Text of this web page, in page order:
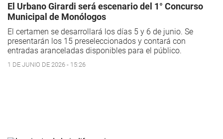
El Urbano Girardi será escenario del 1° Concurso
Municipal de Monólogos
El certamen se desarrollará los días 5 y 6 de junio. Se
presentarán los 15 preseleccionados y contará con
entradas aranceladas disponibles para el público.
1 DE JUNIO DE 2026 - 15:26